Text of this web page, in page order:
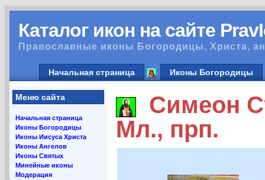
Каталог икон на сайте
Православные иконы Богородицы, Христа,
Начальная страница Иконы Богородицы
Меню сайта
Начальная страница
Иконы Богородицы
Иконы Иисуса Христа
Иконы Ангелов
Иконы Святых
Минейные иконы
Модерация
Симеон
Мл., прп.